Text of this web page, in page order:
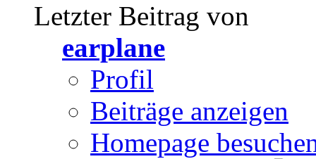
Letzter Beitrag von
earplane
Profil
Beiträge anzeigen
Homepage